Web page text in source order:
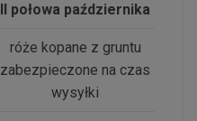
II połowa października
róże kopane z gruntu
zabezpieczone na czas
wysyłki